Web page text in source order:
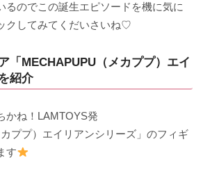
るのでこの誕生エピソードを機に気に
クしてみてくだいさいね♡
「MECHAPUPU（メカププ）エイ
紹介
かね！LAMTOYS発
カププ）エイリアンシリーズ」のフィギ
す